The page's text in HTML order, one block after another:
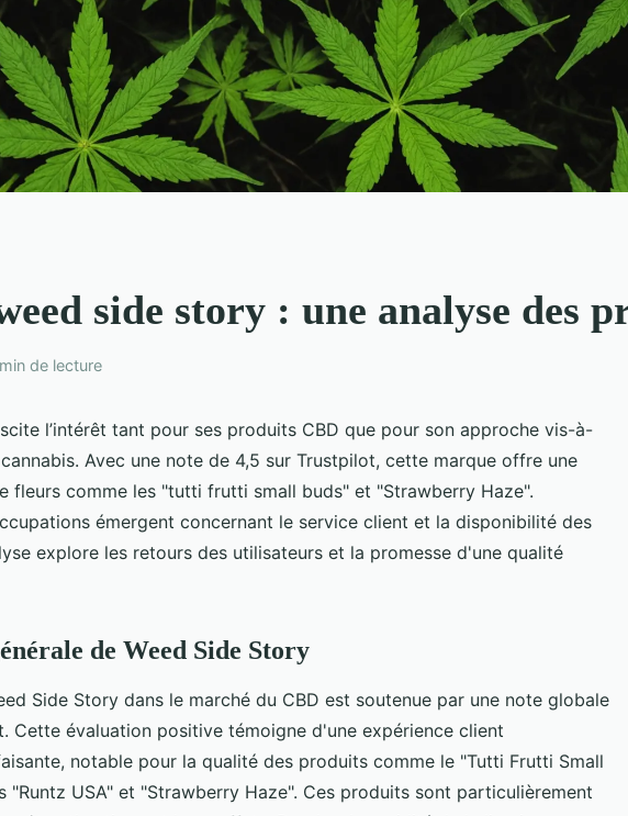
side story : une analyse des
de lecture
l’intérêt tant pour ses produits CBD que pour son approche vis-à-
Avec une note de 4,5 sur Trustpilot, cette marque offre une
fleurs comme les "tutti frutti small buds" et "Strawberry Haze".
émergent concernant le service client et la disponibilité des
explore les retours des utilisateurs et la promesse d'une qualité
de Weed Side Story
Side Story dans le marché du CBD est soutenue par une note globale
Cette évaluation positive témoigne d'une expérience client
notable pour la qualité des produits comme le "Tutti Frutti Small
"Runtz USA" et "Strawberry Haze". Ces produits sont particulièrement